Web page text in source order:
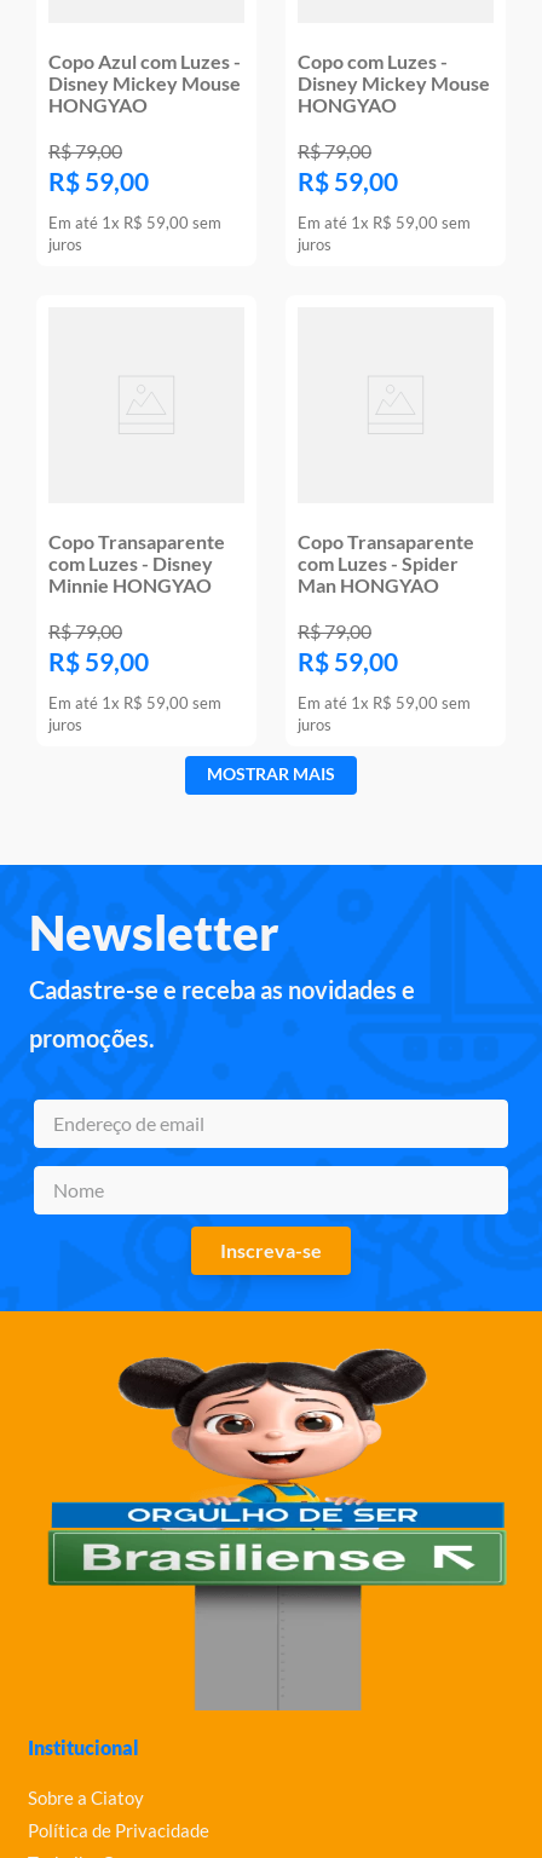
Copo Azul com Luzes -
Disney Mickey Mouse
HONGYAO
R$79,00
R$ 59,00
Em até 1x R$ 59,00 sem
juros
Copo com Luzes -
Disney Mickey Mouse
HONGYAO
R$79,00
R$ 59,00
Em até 1x R$ 59,00 sem
juros
Copo Transaparente
com Luzes - Disney
Minnie HONGYAO
R$79,00
R$ 59,00
Em até 1x R$ 59,00 sem
juros
Copo Transaparente
com Luzes - Spider
Man HONGYAO
R$79,00
R$ 59,00
Em até 1x R$ 59,00 sem
juros
MOSTRAR MAIS
Newsletter
Cadastre-se e receba as novidades e
promoções.
Inscreva-se
Institucional
Sobre a Ciatoy
Política de Privacidade